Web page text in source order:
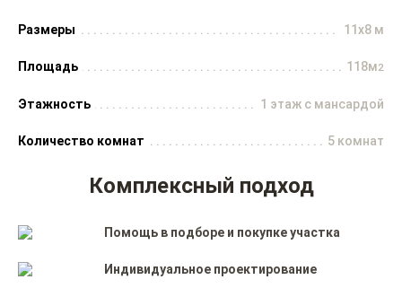
Размеры 11x8 м
Площадь 118м2
Этажность 1 этаж с мансардой
Количество комнат 5 комнат
Комплексный подход
Помощь в подборе и покупке участка
Индивидуальное проектирование